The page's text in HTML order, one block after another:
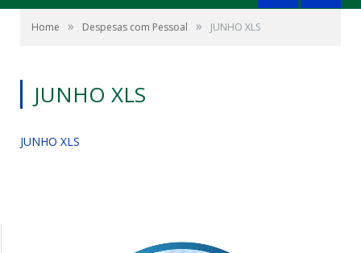
Home » Despesas com Pessoal » JUNHO XLS
JUNHO XLS
JUNHO XLS